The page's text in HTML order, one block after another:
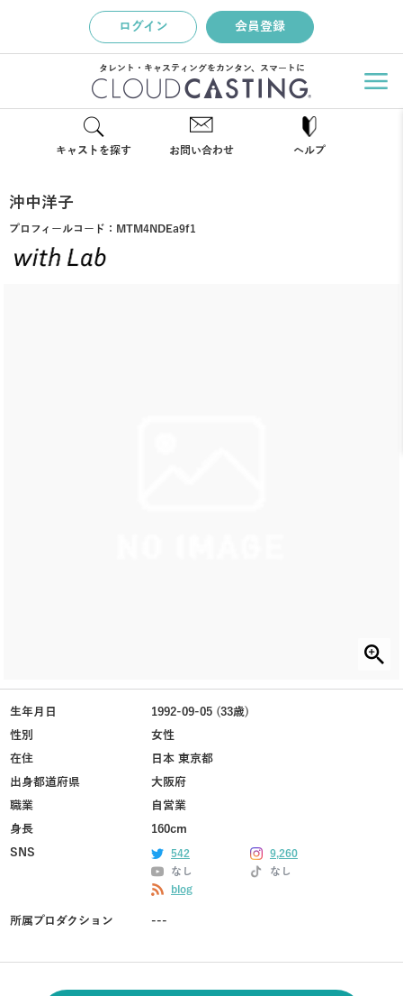
ログイン 会員登録
タレント・キャスティングをカンタン、スマートに
キャストを探す お問い合わせ ヘルプ
沖中洋子
プロフィールコード： MTM4NDEa9f1
生年月日
1992-09-05 (33歳)
性別
女性
在住
日本 東京都
出身都道府県
大阪府
職業
自営業
身長
160cm
SNS
542
9,260
なし
なし
blog
所属プロダクション ---